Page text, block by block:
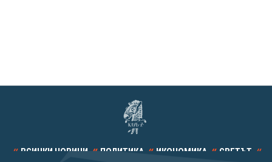
ВСИЧКИ НОВИНИ ПОЛИТИКА ИКОНОМИКА СВЕТЪТ